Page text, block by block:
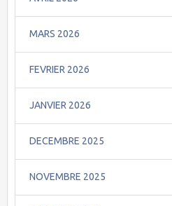
MARS 2026
FEVRIER 2026
JANVIER 2026
DECEMBRE 2025
NOVEMBRE 2025